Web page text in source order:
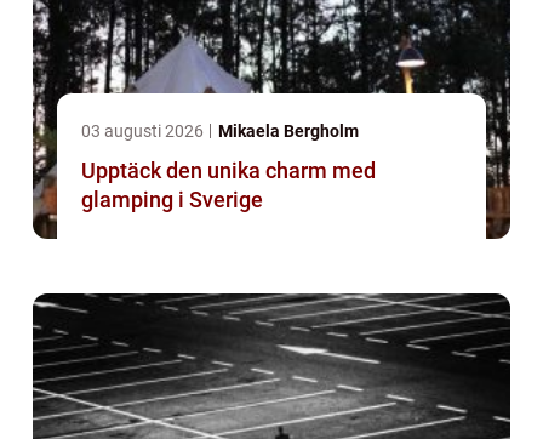
03 augusti 2026 Mikaela Bergholm
Upptäck den unika charm med
glamping i Sverige